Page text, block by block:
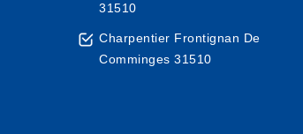
31510
Charpentier Frontignan De
Comminges 31510